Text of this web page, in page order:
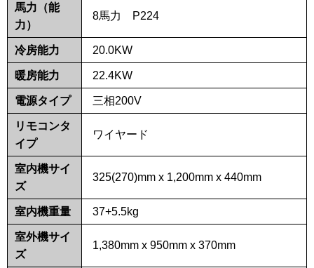
馬力（能
力）
8馬力 P224
冷房能力 20.0KW
暖房能力 22.4KW
電源タイプ 三相200V
リモコンタ
イプ
ワイヤード
室内機サイ
ズ
325(270)mm x 1,200mm x 440mm
室内機重量 37+5.5kg
室外機サイ
ズ
1,380mm x 950mm x 370mm